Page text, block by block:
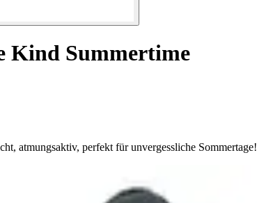
Kind Summertime
atmungsaktiv, perfekt für unvergessliche Sommertage!